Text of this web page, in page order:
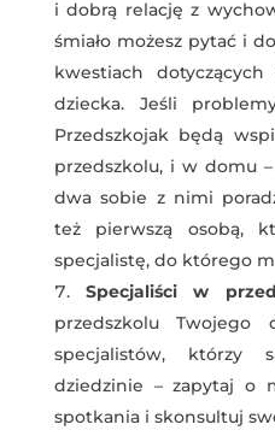
i dobrą relację z
śmiało możesz pytać i
kwestiach
dziecka. Jeśli
Przedszkojak będą
przedszkolu, i w domu
dwa sobie z nimi
też pierwszą osobą,
specjalistę, do którego
Specjaliści w
przedszkolu Twojego
specjalistów,
dziedzinie – zapytaj o
spotkania i skonsultuj